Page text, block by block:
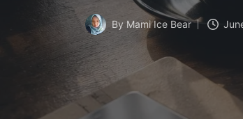
Posted
by
By Mami Ice Bear